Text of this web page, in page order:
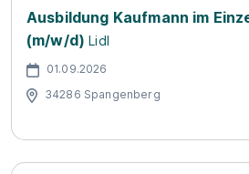
Ausbildung Kaufmann im
(m/w/d) Lidl
01.09.2026
34286 Spangenberg